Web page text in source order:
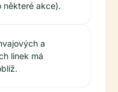
některé akce).
a
linek má